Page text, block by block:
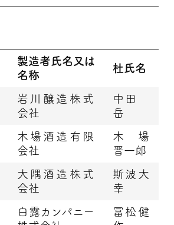
製造者氏名又は
名称
杜氏名
岩川醸造株式
会社
中田
岳
木場酒造有限
会社
木場
晋一郎
大隅酒造株式
会社
斯波大
幸
白露カンパニー
冨松健